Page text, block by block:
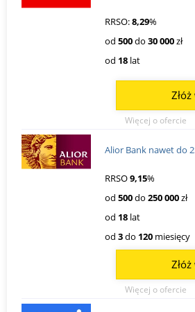
RRSO:8,29%
od 500do 30 000zł
od 18 lat
Więcej o ofercie
Alior Bank nawet do
RRSO9,15%
od 500do 250 000zł
od 18 lat
od 3do 120 miesięcy
Więcej o ofercie